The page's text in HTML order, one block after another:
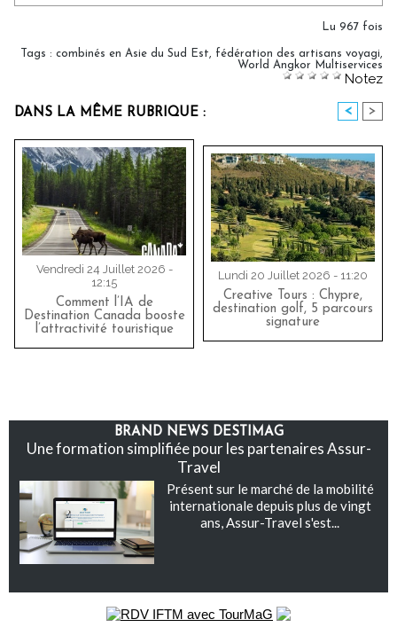
Lu 967 fois
Tags : combinés en Asie du Sud Est fédération des artisans voyagi
World Angkor Multiservices
Notez
DANS LA MÊME RUBRIQUE : < >
Vendredi 24 Juillet 2026 -
12:15
Comment l’IA de
Destination Canada booste
l’attractivité touristique
Lundi 20 Juillet 2026 - 11:20
Creative Tours : Chypre,
destination golf, 5 parcours
signature
BRAND NEWS DESTIMAG
Une formation simplifiée pour les partenaires Assur-
Travel
Présent sur le marché de la mobilité
internationale depuis plus de vingt
ans, Assur-Travel s'est...